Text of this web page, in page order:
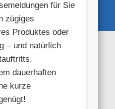
für Sie
zügiges
Produktes oder
– und natürlich
dauerhaften
kurze